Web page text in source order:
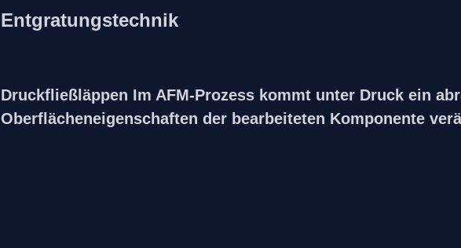
Entgratungstechnik
Druckfließläppen Im AFM-Prozess kommt unter Druck ein
Oberflächeneigenschaften der bearbeiteten Komponente